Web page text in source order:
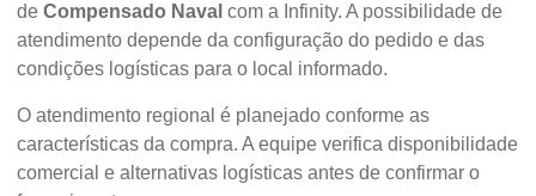
de Compensado Naval com a Infinity. A possibilidade de
atendimento depende da configuração do pedido e das
condições logísticas para o local informado.
O atendimento regional é planejado conforme as
características da compra. A equipe verifica disponibilidade
comercial e alternativas logísticas antes de confirmar o